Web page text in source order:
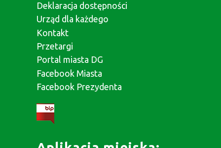
Deklaracja dostępności
Urząd dla każdego
Kontakt
Przetargi
Portal miasta DG
Facebook Miasta
Facebook Prezydenta